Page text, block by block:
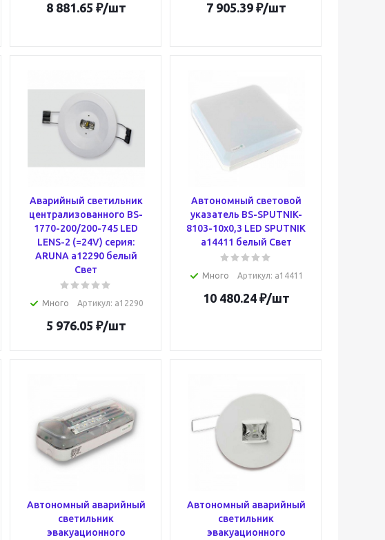
8 881.65 ₽/шт 7 905.39₽/шт
Аварийный светильник
централизованного BS-
1770-200/200-745 LED
LENS-2 (=24V) серия:
ARUNA a12290 белый
Свет
Много Артикул: a12290
5 976.05 ₽/шт
Автономный световой
указатель BS-SPUTNIK-
8103-10х0,3 LED SPUTNIK
a14411 белый Свет
Много Артикул: a14411
10 480.24₽/шт
Автономный аварийный
светильник
эвакуационного
Автономный аварийный
светильник
эвакуационного